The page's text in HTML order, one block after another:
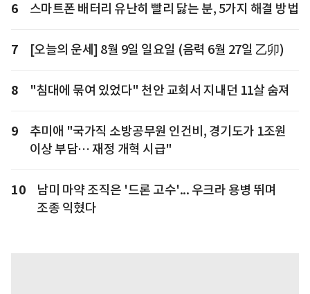
6 스마트폰 배터리 유난히 빨리 닳는 분, 5가지 해결 방법
7 [오늘의 운세] 8월 9일 일요일 (음력 6월 27일 乙卯)
8 "침대에 묶여 있었다" 천안 교회서 지내던 11살 숨져
9
추미애 "국가직 소방공무원 인건비, 경기도가 1조원
이상 부담… 재정 개혁 시급"
10
남미 마약 조직은 '드론 고수'... 우크라 용병 뛰며
조종 익혔다